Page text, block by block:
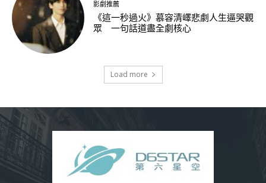
影劇推薦
《這一秒過火》慕容清嶧悲劇人生逼哭觀
眾 一句話道盡全劇核心
Load more